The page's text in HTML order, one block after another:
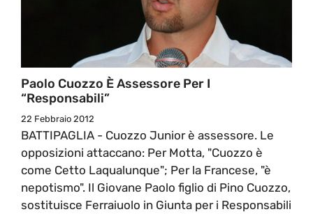
Paolo Cuozzo È Assessore Per I
“Responsabili”
22 Febbraio 2012
BATTIPAGLIA - Cuozzo Junior è assessore. Le
opposizioni attaccano: Per Motta, "Cuozzo è
come Cetto Laqualunque"; Per la Francese, "è
nepotismo". Il Giovane Paolo figlio di Pino Cuozzo,
sostituisce Ferraiuolo in Giunta per i Responsabili